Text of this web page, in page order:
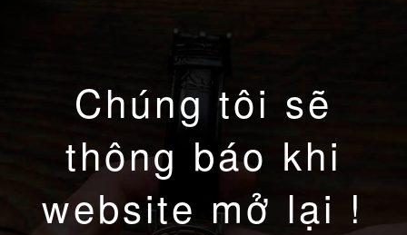
Chúng tôi sẽ
thông báo khi
website mở lại !